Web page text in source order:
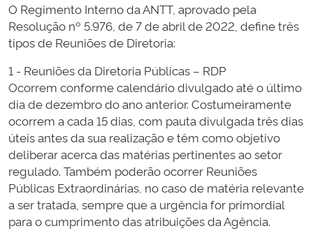
O Regimento Interno da ANTT, aprovado pela
Resolução nº 5.976, de 7 de abril de 2022, define três
tipos de Reuniões de Diretoria:
1 - Reuniões da Diretoria Públicas – RDP
Ocorrem conforme calendário divulgado até o último
dia de dezembro do ano anterior. Costumeiramente
ocorrem a cada 15 dias, com pauta divulgada três dias
úteis antes da sua realização e têm como objetivo
deliberar acerca das matérias pertinentes ao setor
regulado. Também poderão ocorrer Reuniões
Públicas Extraordinárias, no caso de matéria relevante
a ser tratada, sempre que a urgência for primordial
para o cumprimento das atribuições da Agência.